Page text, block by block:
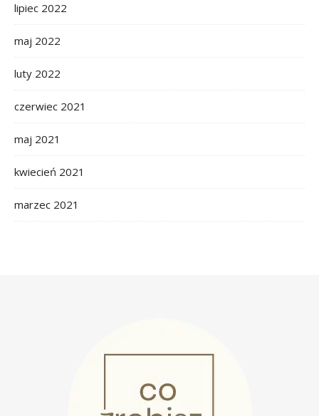
lipiec 2022
maj 2022
luty 2022
czerwiec 2021
maj 2021
kwiecień 2021
marzec 2021